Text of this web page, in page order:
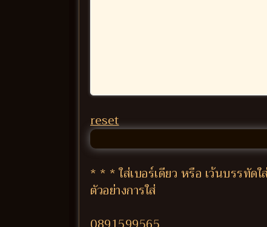
reset
* * * ใส่เบอร์เดียว หรือ เว้นบรรทัด
ตัวอย่างการใส่